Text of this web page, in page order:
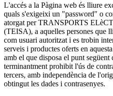
L'accés a la Pàgina web és lliure
quals s'exigeixi un "password" o
atorgat per TRANSPORTS
(TEISA), a aquelles persones que
com usuari autoritzat i es trobin
serveis i productes oferts en
amb el que disposa el punt
terminantment prohibit l'ús de
tercers, amb independència de
obtingut les dades i contrasenyes.